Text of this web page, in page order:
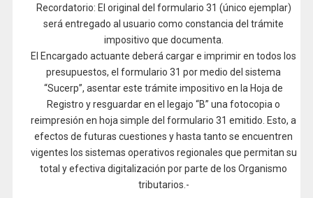
Recordatorio: El original del formulario 31 (único ejemplar)
será entregado al usuario como constancia del trámite
impositivo que documenta.
El Encargado actuante deberá cargar e imprimir en todos los
presupuestos, el formulario 31 por medio del sistema
“Sucerp”, asentar este trámite impositivo en la Hoja de
Registro y resguardar en el legajo “B” una fotocopia o
reimpresión en hoja simple del formulario 31 emitido. Esto, a
efectos de futuras cuestiones y hasta tanto se encuentren
vigentes los sistemas operativos regionales que permitan su
total y efectiva digitalización por parte de los Organismo
tributarios.-